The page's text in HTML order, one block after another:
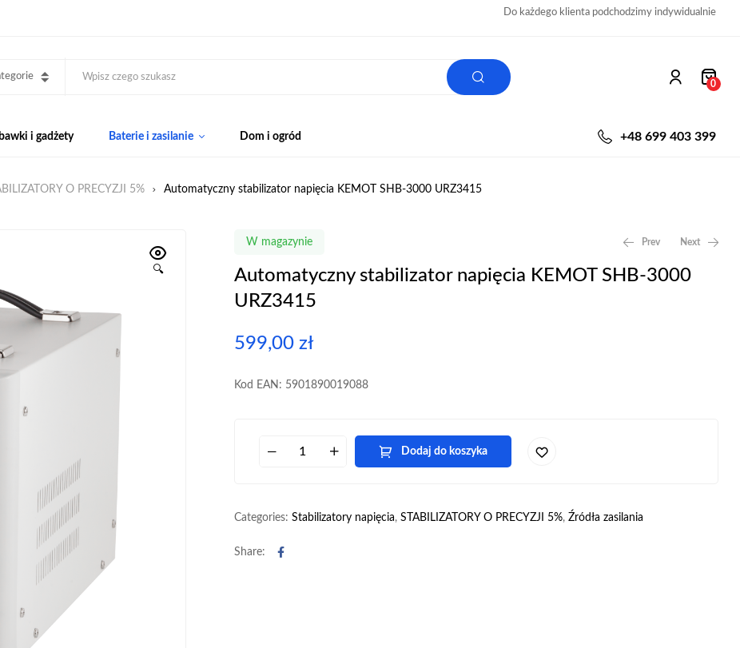
Do każdego klienta podchodzimy indywidualnie
0
i gadżety Baterie i zasilanie Dom i ogród +48 699 403 399
O PRECYZJI 5% Automatyczny stabilizator napięcia KEMOT SHB-3000 URZ3415
🔍
W magazynie Prev Next
Automatyczny stabilizator napięcia KEMOT SHB-3000
URZ3415
599,00 zł
Kod EAN: 5901890019088
Dodaj do koszyka
Categories: Stabilizatory napięcia, STABILIZATORY O PRECYZJI 5%, Źródła zasilania
Share: Facebook